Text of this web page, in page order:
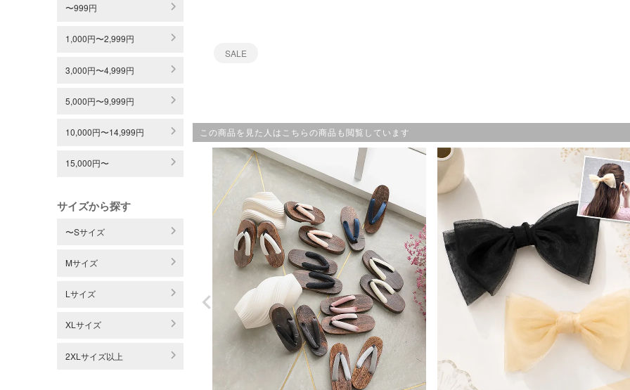
〜999円
1,000円〜2,999円
3,000円〜4,999円
5,000円〜9,999円
10,000円〜14,999円
15,000円〜
サイズから探す
〜Sサイズ
Mサイズ
Lサイズ
XLサイズ
2XLサイズ以上
SALE
この商品を見た人はこちらの商品も閲覧しています